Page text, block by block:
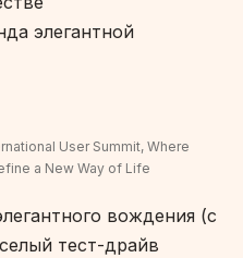
элегантной
User Summit, Where
a New Way of Life
вождения (с
тест-драйв